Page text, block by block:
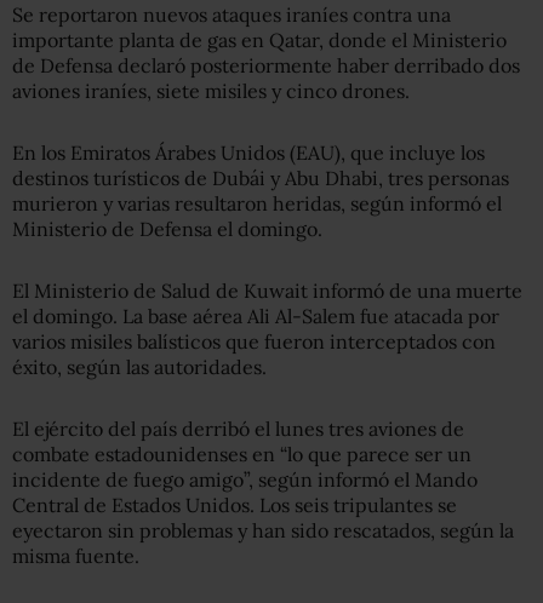
Se reportaron nuevos ataques iraníes contra una
importante planta de gas en Qatar, donde el Ministerio
de Defensa declaró posteriormente haber derribado dos
aviones iraníes, siete misiles y cinco drones.
En los Emiratos Árabes Unidos (EAU), que incluye los
destinos turísticos de Dubái y Abu Dhabi, tres personas
murieron y varias resultaron heridas, según informó el
Ministerio de Defensa el domingo.
El Ministerio de Salud de Kuwait informó de una muerte
el domingo. La base aérea Ali Al-Salem fue atacada por
varios misiles balísticos que fueron interceptados con
éxito, según las autoridades.
El ejército del país derribó el lunes tres aviones de
combate estadounidenses en “lo que parece ser un
incidente de fuego amigo”, según informó el Mando
Central de Estados Unidos. Los seis tripulantes se
eyectaron sin problemas y han sido rescatados, según la
misma fuente.